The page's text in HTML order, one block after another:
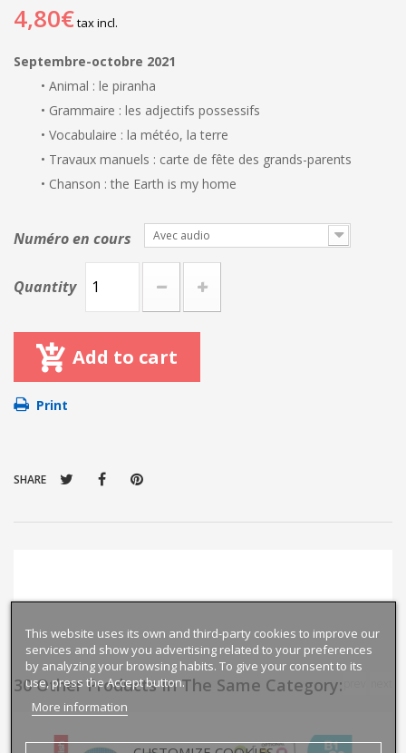
4,80€tax incl.
Septembre-octobre 2021
• Animal : le piranha
• Grammaire : les adjectifs possessifs
• Vocabulaire : la météo, la terre
• Travaux manuels : carte de fête des grands-parents
• Chanson : the Earth is my home
Numéro en cours Avec audio
Quantity
Add to cart
Print
SHARE
30 Other Products In The Same Category:
This website uses its own and third-party cookies to improve our
services and show you advertising related to your preferences
by analyzing your browsing habits. To give your consent to its
use, press the Accept button.
More information